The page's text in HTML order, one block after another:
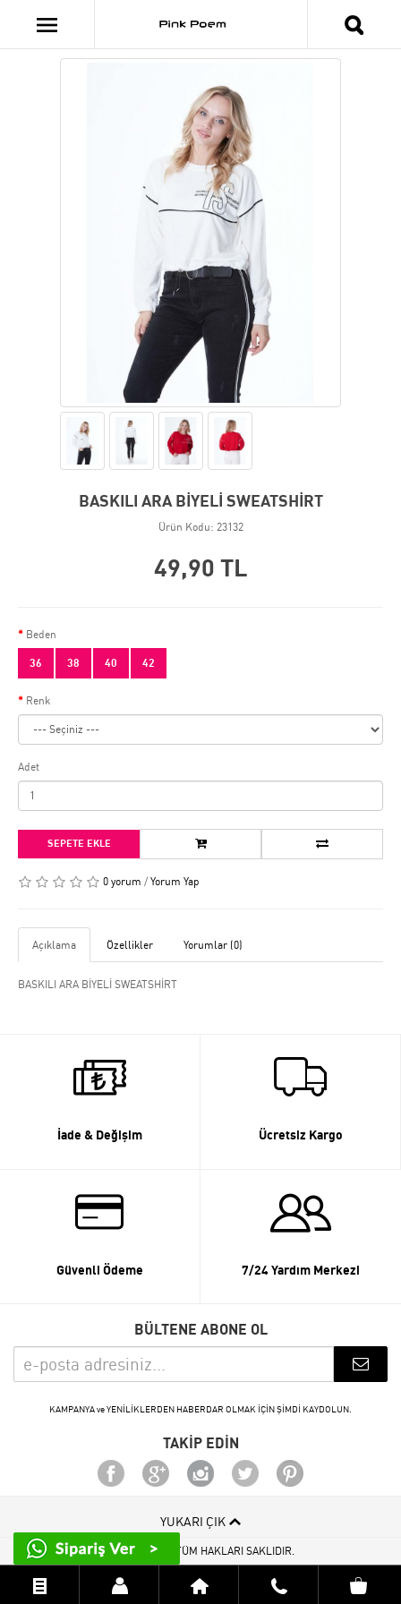
BASKILI ARA BİYELİ SWEATSHİRT
Ürün Kodu: 23132
49,90 TL
Beden
36 38 40 42
Renk
Adet
SEPETE EKLE
0 yorum / Yorum Yap
Açıklama Özellikler Yorumlar (0)
BASKILI ARA BİYELİ SWEATSHİRT
İade & Değişim Ücretsiz Kargo
Güvenli Ödeme 7/24 Yardım Merkezi
BÜLTENE ABONE OL
KAMPANYA ve YENİLİKLERDEN HABERDAR OLMAK İÇİN ŞİMDİ KAYDOLUN.
TAKİP EDİN
YUKARI ÇIK
© 2015 - 2026 TÜM HAKLARI SAKLIDIR.